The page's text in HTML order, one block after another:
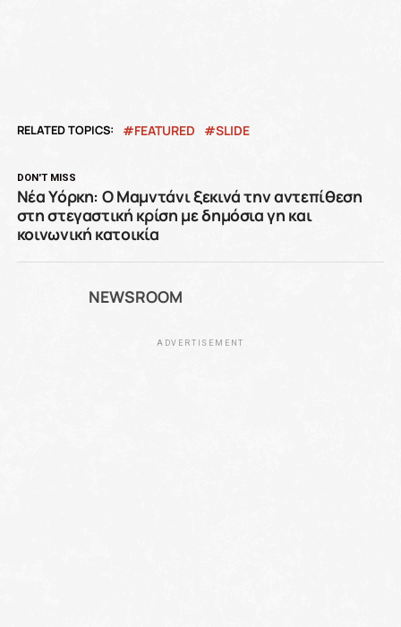
RELATED TOPICS: FEATURED SLIDE
DON'T MISS
Νέα Υόρκη: Ο Μαμντάνι ξεκινά την αντεπίθεση
στη στεγαστική κρίση με δημόσια γη και
κοινωνική κατοικία
NEWSROOM
ADVERTISEMENT